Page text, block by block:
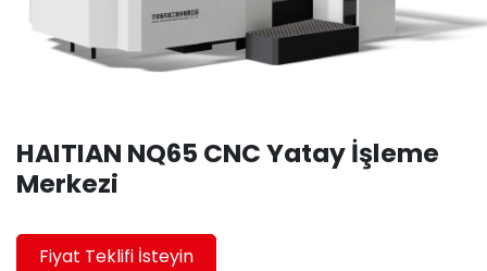
HAITIAN NQ65 CNC Yatay İşleme
Merkezi
Fiyat Teklifi İsteyin